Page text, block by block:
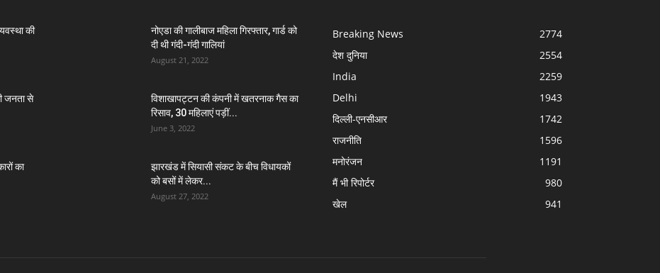
की
जनता से
का
नोएडा की गालीबाज महिला गिरफ्तार, गार्ड को
दी थी गंदी-गंदी गालियां
August 21, 2022
विशाखापट्टन की कंपनी में खतरनाक गैस का
रिसाव, 30 महिलाएं पड़ीं...
June 3, 2022
झारखंड में सियासी संकट के बीच विधायकों
को बसों में लेकर...
August 27, 2022
Breaking News
2774
देश दुनिया
2554
India
2259
Delhi
1943
दिल्ली-एनसीआर
1742
राजनीति
1596
मनोरंजन
1191
मैं भी रिपोर्टर
980
खेल
941